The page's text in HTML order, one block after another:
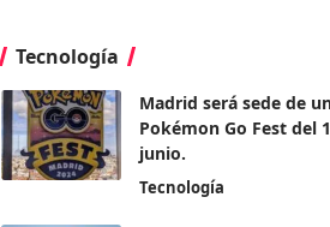
Tecnología
Madrid será sede de
Pokémon Go Fest del
junio.
Tecnología